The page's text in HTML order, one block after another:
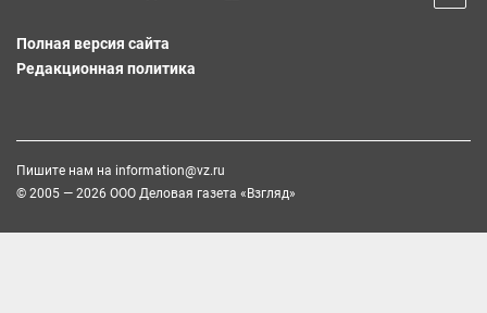
Полная версия сайта
Редакционная политика
Пишите нам на information@vz.ru
© 2005 — 2026 ООО Деловая газета «Взгляд»